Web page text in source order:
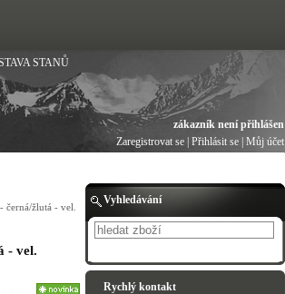
STANŮ
zákazník není přihlášen
Zaregistrovat se| Přihlásit se| Můj účet
žlutá - vel.
- vel.
Vyhledávání
Rychlý kontakt